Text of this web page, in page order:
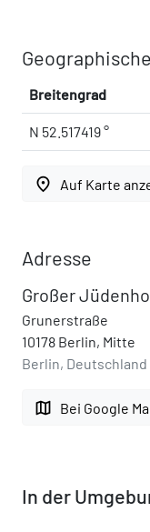
Breitengrad
N 52.517419 °
place Auf Karte
Adresse
Großer
Grunerstraße
10178 Berlin, Mitte
Berlin, Deutschland
map Bei Google
In der